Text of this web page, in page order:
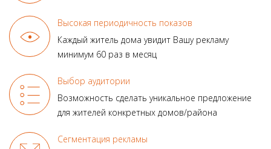
Высокая периодичность показов
Каждый житель дома увидит Вашу рекламу
минимум 60 раз в месяц
Выбор аудитории
Возможность сделать уникальное предложение
для жителей конкретных домов/района
Сегментация рекламы